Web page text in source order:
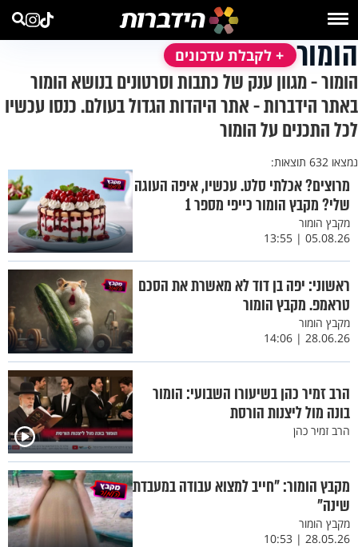
הומור + לקבלת עדכונים
הומור - מגוון ענק של כתבות וסרטונים בנושא הומור
באתר הידברות - אתר היהדות הגדול בעולם. כנסו עכשיו
לכל התכנים על הומור
נמצאו 632 תוצאות:
מרוצים? אכלתי סלט. עכשיו, איפה העוגה
שלי? מקבץ הומור כייפי מספר 1
מקבץ הומור
05.08.26 | 13:55
ראשוני: יפה בן דוד לא מאשרת את הסכם
טראמפ. מקבץ הומור
מקבץ הומור
28.06.26 | 14:06
הרב זמיר כהן בשיעורו השבועי: הומור
בונה מול ליצנות הורסת
הרב זמיר כהן
מקבץ הומור: "חייב למצוא עבודה במעבדת
שינה"
מקבץ הומור
28.05.26 | 10:53